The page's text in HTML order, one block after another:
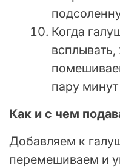
Когда
пару
Как и с чем
Добавляем к
перемешиваем и